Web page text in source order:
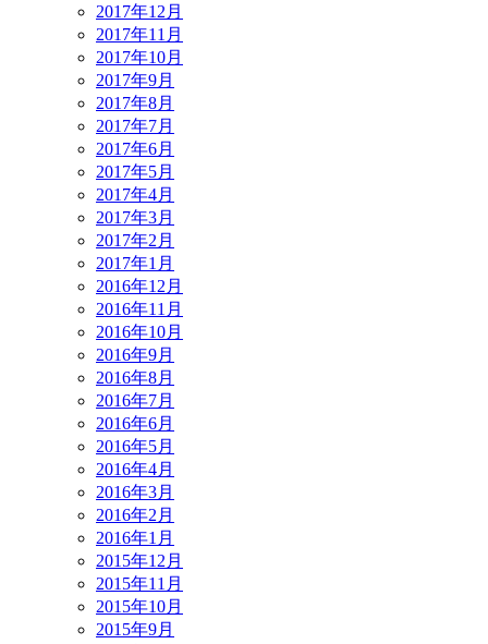
2017年12月
2017年11月
2017年10月
2017年9月
2017年8月
2017年7月
2017年6月
2017年5月
2017年4月
2017年3月
2017年2月
2017年1月
2016年12月
2016年11月
2016年10月
2016年9月
2016年8月
2016年7月
2016年6月
2016年5月
2016年4月
2016年3月
2016年2月
2016年1月
2015年12月
2015年11月
2015年10月
2015年9月